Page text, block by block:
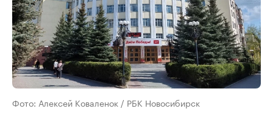
Фото: Алексей Коваленок / РБК Новосибирск